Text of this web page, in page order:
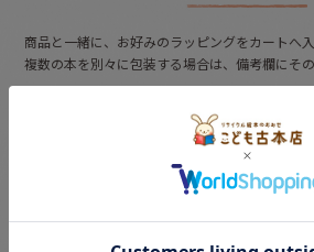
商品と一緒に、お好みのラッピングをカートへ入
複数の本を別々に包装する場合は、備考欄にそ
メッセージシート
（希望者無料